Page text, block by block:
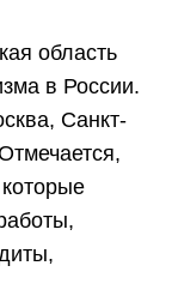
область
в России.
Санкт-